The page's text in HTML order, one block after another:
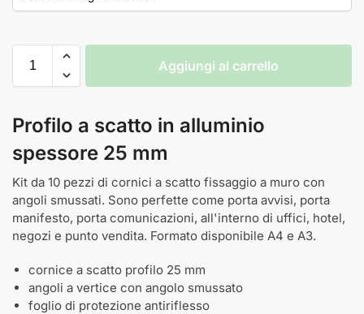
Aggiungi al carrello
Profilo a scatto in alluminio
spessore 25 mm
Kit da 10 pezzi di cornici a scatto fissaggio a muro con
angoli smussati. Sono perfette come porta avvisi, porta
manifesto, porta comunicazioni, all'interno di uffici, hotel,
negozi e punto vendita. Formato disponibile A4 e A3.
cornice a scatto profilo 25 mm
angoli a vertice con angolo smussato
foglio di protezione antiriflesso